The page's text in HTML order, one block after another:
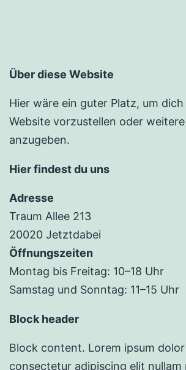
Über diese Website
Hier wäre ein guter Platz, um
Website vorzustellen oder
anzugeben.
Hier findest du uns
Adresse
Traum Allee 213
20020 Jetztdabei
Öffnungszeiten
Montag bis Freitag: 10–18 Uhr
Samstag und Sonntag: 11–15 Uhr
Block header
Block content. Lorem ipsum
consectetur adipiscing elit nullam